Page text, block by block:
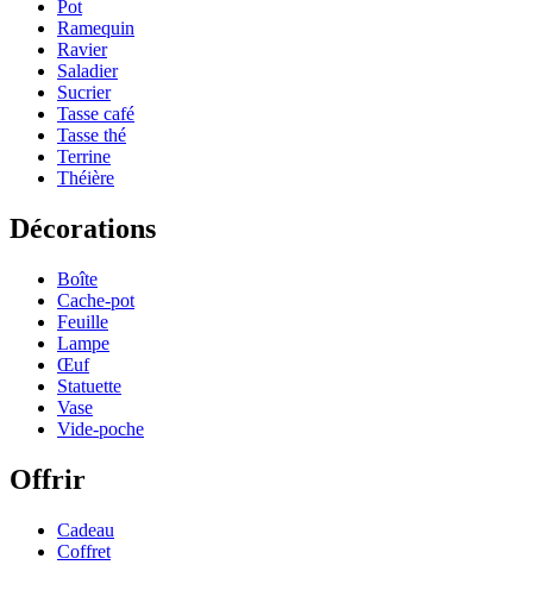
Pot
Ramequin
Ravier
Saladier
Sucrier
Tasse café
Tasse thé
Terrine
Théière
Décorations
Boîte
Cache-pot
Feuille
Lampe
Œuf
Statuette
Vase
Vide-poche
Offrir
Cadeau
Coffret